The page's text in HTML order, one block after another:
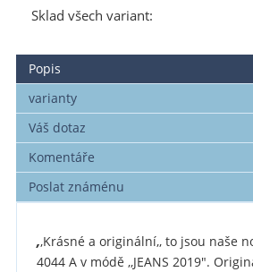
Sklad všech variant:
Popis
varianty
Váš dotaz
Komentáře
Poslat známénu
,,Krásné a originální,, to jsou naše
4044 A v módě ,,JEANS 2019".